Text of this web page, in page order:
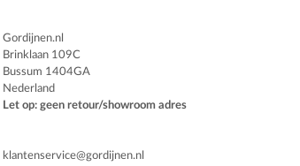
Gordijnen.nl
Brinklaan 109C
Bussum 1404GA
Nederland
Let op: geen retour/showroom adres
klantenservice@gordijnen.nl